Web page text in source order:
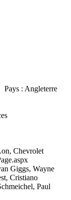
Pays : Angleterre
Chevrolet
Giggs, Wayne
Cristiano
Paul